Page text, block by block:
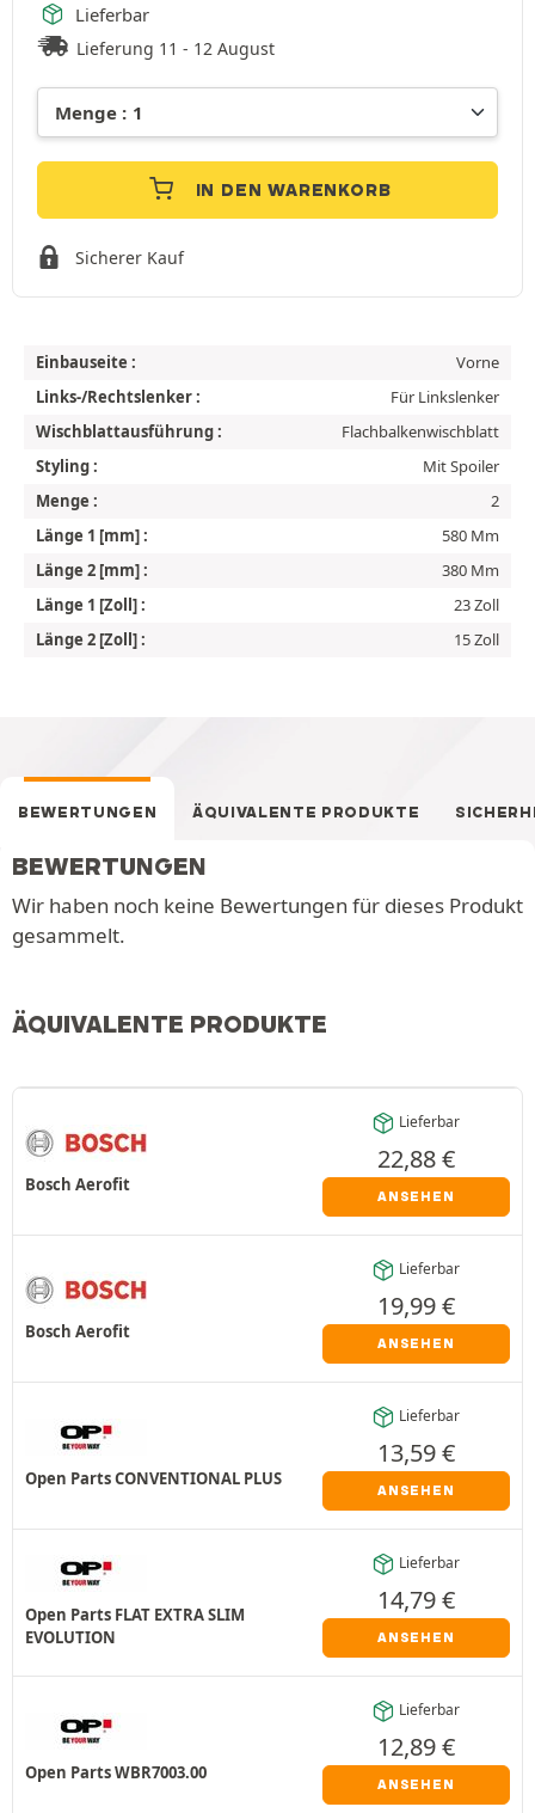
Lieferbar
Lieferung 11 - 12 August
IN DEN WARENKORB
Sicherer Kauf
Einbauseite :
Vorne
Links-/Rechtslenker :
Für Linkslenker
Wischblattausführung :
Flachbalkenwischblatt
Styling :
Mit Spoiler
Menge :
2
Länge 1 [mm] :
580 Mm
Länge 2 [mm] :
380 Mm
Länge 1 [Zoll] :
23 Zoll
Länge 2 [Zoll] :
15 Zoll
BEWERTUNGEN ÄQUIVALENTE PRODUKTE
BEWERTUNGEN
Wir haben noch keine Bewertungen für dieses Produkt
gesammelt.
ÄQUIVALENTE PRODUKTE
Bosch Aerofit
Lieferbar
22,88€
ANSEHEN
Bosch Aerofit
Lieferbar
19,99€
ANSEHEN
Open Parts CONVENTIONAL PLUS
Lieferbar
13,59€
ANSEHEN
Open Parts FLAT EXTRA SLIM
EVOLUTION
Lieferbar
14,79€
ANSEHEN
Open Parts WBR7003.00
Lieferbar
12,89€
ANSEHEN